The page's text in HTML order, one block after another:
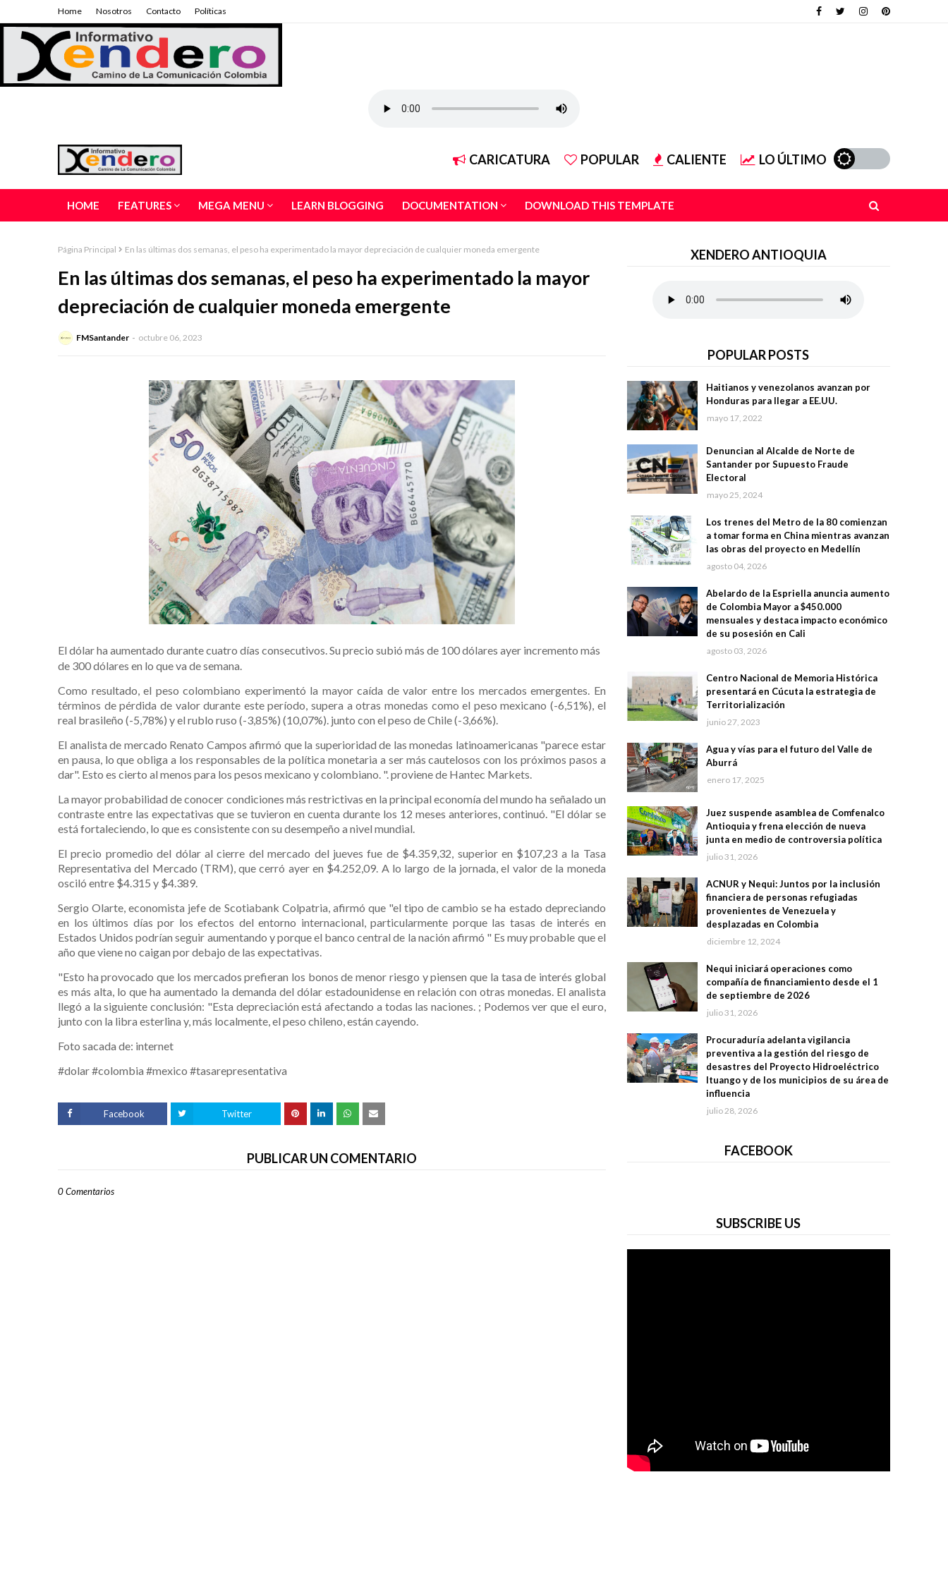
Home Nosotros Contacto Políticas
CARICATURA POPULAR CALIENTE LO ÚLTIMO
HOME FEATURES MEGA MENU LEARN BLOGGING DOCUMENTATION DOWNLOAD THIS TEMPLATE
Página Principal En las últimas dos semanas, el peso ha experimentado la mayor depreciación de cualquier moneda emergente
En las últimas dos semanas, el peso ha experimentado la mayor
depreciación de cualquier moneda emergente
FMSantander octubre 06, 2023
El dólar ha aumentado durante cuatro días consecutivos. Su precio subió más de 100 dólares ayer incremento más
de 300 dólares en lo que va de semana.
Como resultado, el peso colombiano experimentó la mayor caída de valor entre los mercados emergentes. En
términos de pérdida de valor durante este período, supera a otras monedas como el peso mexicano (-6,51%), el
real brasileño (-5,78%) y el rublo ruso (-3,85%) (10,07%). junto con el peso de Chile (-3,66%).
El analista de mercado Renato Campos afirmó que la superioridad de las monedas latinoamericanas "parece estar
en pausa, lo que obliga a los responsables de la política monetaria a ser más cautelosos con los próximos pasos a
dar". Esto es cierto al menos para los pesos mexicano y colombiano. ". proviene de Hantec Markets.
La mayor probabilidad de conocer condiciones más restrictivas en la principal economía del mundo ha señalado un
contraste entre las expectativas que se tuvieron en cuenta durante los 12 meses anteriores, continuó. "El dólar se
está fortaleciendo, lo que es consistente con su desempeño a nivel mundial.
El precio promedio del dólar al cierre del mercado del jueves fue de $4.359,32, superior en $107,23 a la Tasa
Representativa del Mercado (TRM), que cerró ayer en $4.252,09. A lo largo de la jornada, el valor de la moneda
osciló entre $4.315 y $4.389.
Sergio Olarte, economista jefe de Scotiabank Colpatria, afirmó que "el tipo de cambio se ha estado depreciando
en los últimos días por los efectos del entorno internacional, particularmente porque las tasas de interés en
Estados Unidos podrían seguir aumentando y porque el banco central de la nación afirmó " Es muy probable que el
año que viene no caigan por debajo de las expectativas.
"Esto ha provocado que los mercados prefieran los bonos de menor riesgo y piensen que la tasa de interés global
es más alta, lo que ha aumentado la demanda del dólar estadounidense en relación con otras monedas. El analista
llegó a la siguiente conclusión: "Esta depreciación está afectando a todas las naciones. ; Podemos ver que el euro,
junto con la libra esterlina y, más localmente, el peso chileno, están cayendo.
Foto sacada de: internet
#dolar #colombia #mexico #tasarepresentativa
Facebook Twitter
PUBLICAR UN COMENTARIO
0 Comentarios
XENDERO ANTIOQUIA
POPULAR POSTS
Haitianos y venezolanos avanzan por
Honduras para llegar a EE.UU.
mayo 17, 2022
Denuncian al Alcalde de Norte de
Santander por Supuesto Fraude
Electoral
mayo 25, 2024
Los trenes del Metro de la 80 comienzan
a tomar forma en China mientras avanzan
las obras del proyecto en Medellín
agosto 04, 2026
Abelardo de la Espriella anuncia aumento
de Colombia Mayor a $450.000
mensuales y destaca impacto económico
de su posesión en Cali
agosto 03, 2026
Centro Nacional de Memoria Histórica
presentará en Cúcuta la estrategia de
Territorialización
junio 27, 2023
Agua y vías para el futuro del Valle de
Aburrá
enero 17, 2025
Juez suspende asamblea de Comfenalco
Antioquia y frena elección de nueva
junta en medio de controversia política
julio 31, 2026
ACNUR y Nequi: Juntos por la inclusión
financiera de personas refugiadas
provenientes de Venezuela y
desplazadas en Colombia
diciembre 12, 2024
Nequi iniciará operaciones como
compañía de financiamiento desde el 1
de septiembre de 2026
julio 31, 2026
Procuraduría adelanta vigilancia
preventiva a la gestión del riesgo de
desastres del Proyecto Hidroeléctrico
Ituango y de los municipios de su área de
influencia
julio 28, 2026
FACEBOOK
SUBSCRIBE US